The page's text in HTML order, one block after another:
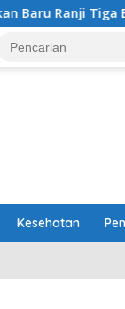
Besar Desa
Kesehatan